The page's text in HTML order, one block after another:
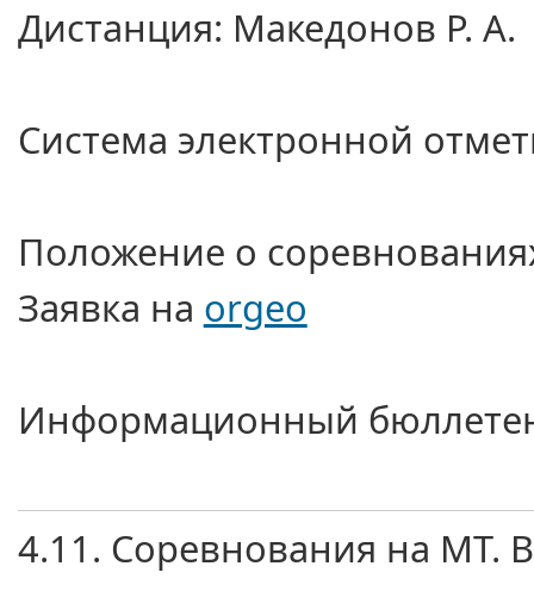
Дистанция: Македонов Р. А.
Система электронной
Положение о
Заявка на orgeo
Информационный
4.11. Соревнования на МТ.